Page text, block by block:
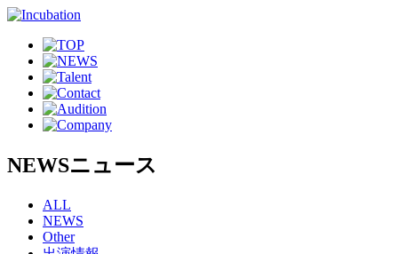
NEWSニュース
ALL
NEWS
Other